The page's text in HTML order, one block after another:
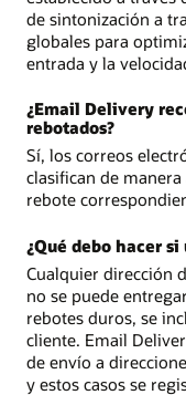
de sintonización a
globales para
entrada y la
¿Email Delivery
rebotados?
Sí, los correos
clasifican de
rebote
¿Qué debo hacer
Cualquier dirección
no se puede
rebotes duros, se
cliente. Email
de envío a
y estos casos se